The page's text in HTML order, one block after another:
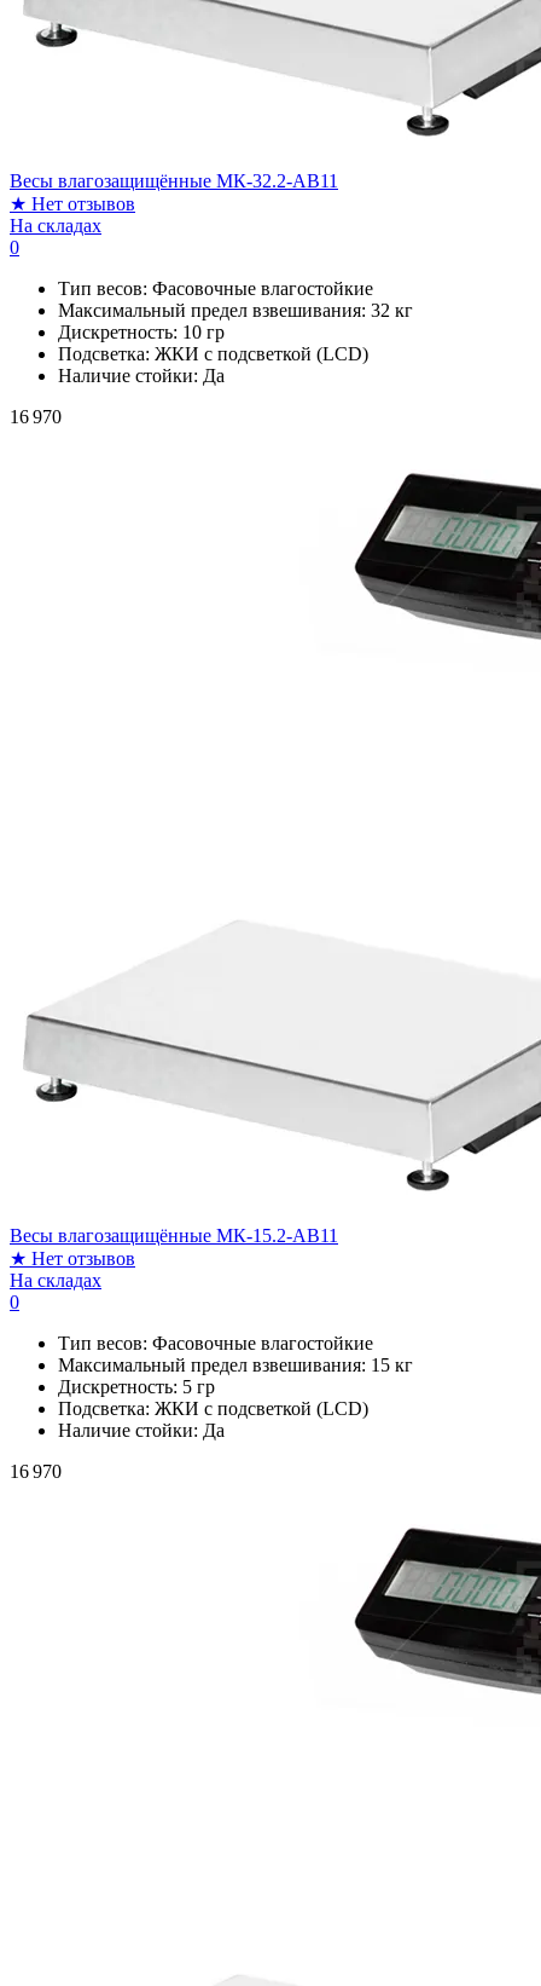
Весы влагозащищённые МК-32.2-AB11
★ Нет отзывов
На складах
0
Тип весов: Фасовочные влагостойкие
Максимальный предел взвешивания: 32 кг
Дискретность: 10 гр
Подсветка: ЖКИ с подсветкой (LCD)
Наличие стойки: Да
16 970
Весы влагозащищённые МК-15.2-AB11
★ Нет отзывов
На складах
0
Тип весов: Фасовочные влагостойкие
Максимальный предел взвешивания: 15 кг
Дискретность: 5 гр
Подсветка: ЖКИ с подсветкой (LCD)
Наличие стойки: Да
16 970